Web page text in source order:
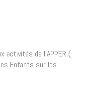
activités de l'APPER (
Enfants sur les